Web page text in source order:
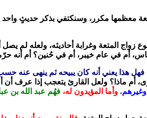
معظمها مكرر، وسنكتفي بذكر حديثٍ واحد
زواج المتعة وغرابة أحاديثه، ولعله لم
أم في عام خيبر، أم في حُنين؟ أم أنه
فهل هذا يعني أنه كان يبيحه ثم ينهى
أم ماذا؟ ولعل القارئ يتعجب إذا عرف أن
وغيرهم. وأما المؤيدون له، فهُم عبد الله بن